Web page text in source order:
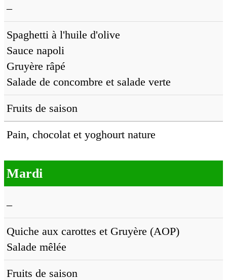
–
Spaghetti à l'huile d'olive
Sauce napoli
Gruyère râpé
Salade de concombre et salade verte
Fruits de saison
Pain, chocolat et yoghourt nature
Mardi
–
Quiche aux carottes et Gruyère (AOP)
Salade mêlée
Fruits de saison